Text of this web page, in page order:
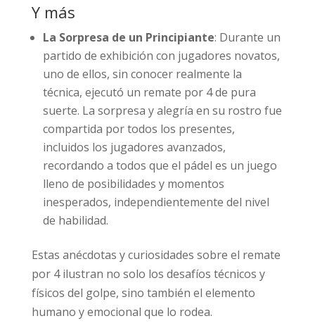
Y más
La Sorpresa de un Principiante: Durante un
partido de exhibición con jugadores novatos,
uno de ellos, sin conocer realmente la
técnica, ejecutó un remate por 4 de pura
suerte. La sorpresa y alegría en su rostro fue
compartida por todos los presentes,
incluidos los jugadores avanzados,
recordando a todos que el pádel es un juego
lleno de posibilidades y momentos
inesperados, independientemente del nivel
de habilidad.
Estas anécdotas y curiosidades sobre el remate
por 4 ilustran no solo los desafíos técnicos y
físicos del golpe, sino también el elemento
humano y emocional que lo rodea.